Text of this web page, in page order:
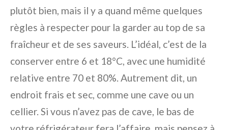
plutôt bien, mais il y a quand même quelques
règles à respecter pour la garder au top de sa
fraîcheur et de ses saveurs. L’idéal, c’est de la
conserver entre 6 et 18°C, avec une humidité
relative entre 70 et 80%. Autrement dit, un
endroit frais et sec, comme une cave ou un
cellier. Si vous n’avez pas de cave, le bas de